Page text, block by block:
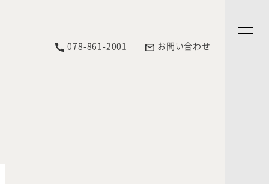
078-861-2001 お問い合わせ